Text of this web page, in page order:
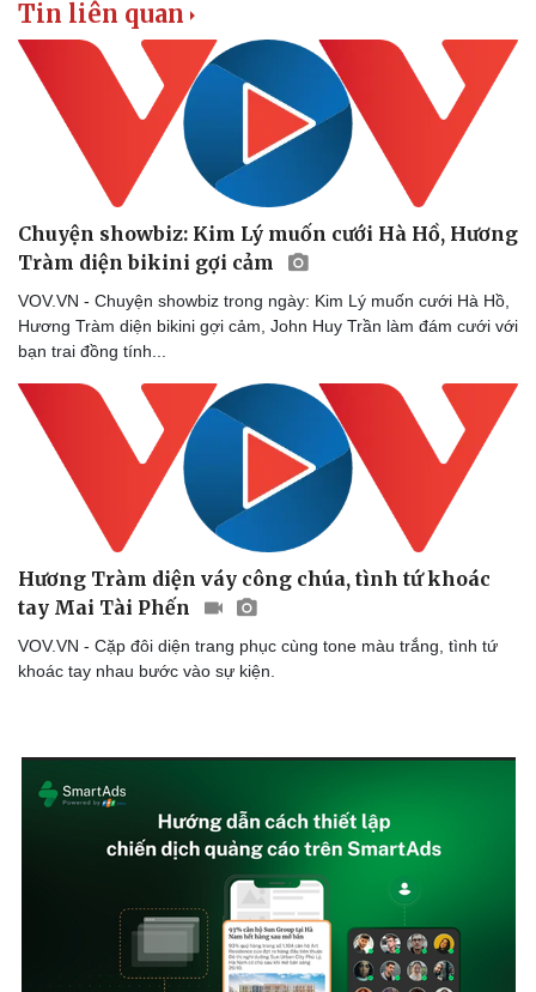
Văn hóa
Sân khấu - Điện ảnh
Nghệ sĩ
Thời trang
Sao Việt
Tin liên quan
Chuyện showbiz: Kim Lý muốn cưới Hà Hồ, Hương
Tràm diện bikini gợi cảm
VOV.VN - Chuyện showbiz trong ngày: Kim Lý muốn cưới Hà Hồ,
Hương Tràm diện bikini gợi cảm, John Huy Trần làm đám cưới với
bạn trai đồng tính...
Hương Tràm diện váy công chúa, tình tứ khoác
tay Mai Tài Phến
VOV.VN - Cặp đôi diện trang phục cùng tone màu trắng, tình tứ
khoác tay nhau bước vào sự kiện.